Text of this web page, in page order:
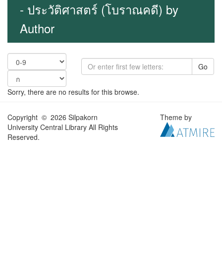
- ประวัติศาสตร์ (โบราณคดี) by
Author
Go
Sorry, there are no results for this browse.
Copyright © 2026 Silpakorn
University Central Library All Rights
Reserved.
Theme by